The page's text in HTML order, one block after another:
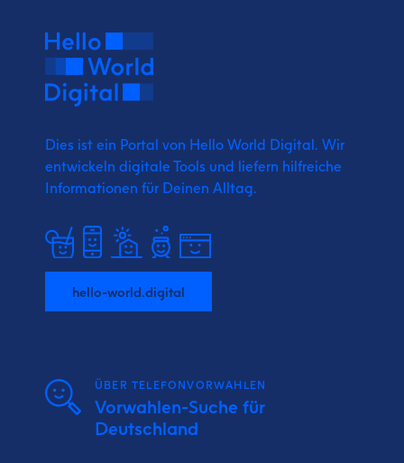
Dies ist ein Portal von Hello World Digital. Wir
entwickeln digitale Tools und liefern hilfreiche
Informationen für Deinen Alltag.
hello-world.digital
ÜBER TELEFONVORWAHLEN
Vorwahlen-Suche für
Deutschland